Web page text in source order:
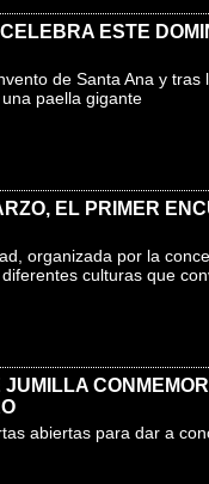
ESTE
de Santa Ana y tras
paella gigante
EL PRIMER
organizada por la
culturas que
abiertas para dar a